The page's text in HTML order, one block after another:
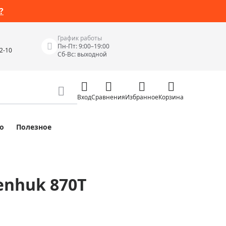
10
График работы
Пн-Пт: 9:00–19:00
Сб-Вс: выходной
Junior
Измерительные инструменты
Цифровые уровни и угломеры
ВходСравненияИзбранноеКорзина
Полезное
870T